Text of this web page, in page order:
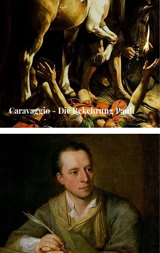
Caravaggio - Die Bekehrung Pauli